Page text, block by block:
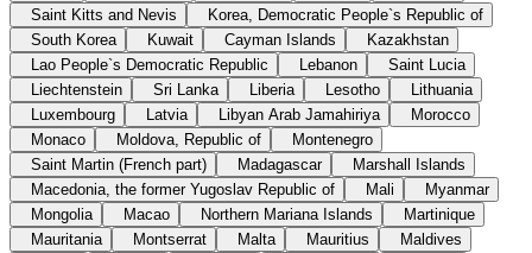
Saint Kitts and Nevis
Korea, Democratic People`s Republic of
South Korea
Kuwait Cayman Islands
Kazakhstan
Lao People`s Democratic Republic
Lebanon
Saint Lucia
Liechtenstein
Sri Lanka Liberia Lesotho
Lithuania
Luxembourg
Latvia Libyan Arab Jamahiriya
Morocco
Monaco
Moldova, Republic of
Montenegro
Saint Martin (French part)
Madagascar
Marshall Islands
Macedonia, the former Yugoslav Republic of
Mali
Myanmar
Mongolia
Macao Northern Mariana Islands
Martinique
Mauritania
Montserrat Malta Mauritius
Maldives